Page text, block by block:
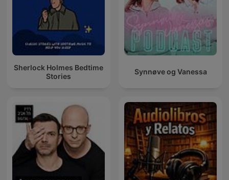
Sherlock Holmes Bedtime
Stories
Synnøve og Vanessa